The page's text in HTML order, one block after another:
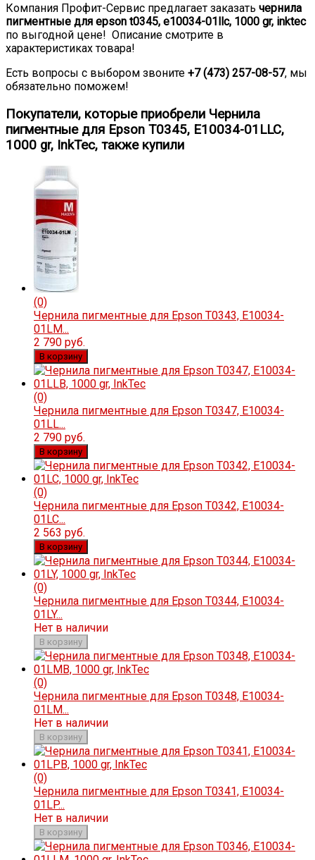
Компания Профит-Сервис предлагает заказать чернила
пигментные для epson t0345, e10034-01llc, 1000 gr, inktec
по выгодной цене! Описание смотрите в
характеристиках товара!
Есть вопросы с выбором звоните +7 (473) 257-08-57, мы
обязательно поможем!
Покупатели, которые приобрели Чернила
пигментные для Epson T0345, E10034-01LLC,
1000 gr, InkTec, также купили
(0)
Чернила пигментные для Epson T0343, E10034-
01LM...
2 790 руб.
В корзину
(0)
Чернила пигментные для Epson T0347, E10034-
01LL...
2 790 руб.
В корзину
(0)
Чернила пигментные для Epson T0342, E10034-
01LC...
2 563 руб.
В корзину
(0)
Чернила пигментные для Epson T0344, E10034-
01LY...
Нет в наличии
В корзину
(0)
Чернила пигментные для Epson T0348, E10034-
01LM...
Нет в наличии
В корзину
(0)
Чернила пигментные для Epson T0341, E10034-
01LP...
Нет в наличии
В корзину